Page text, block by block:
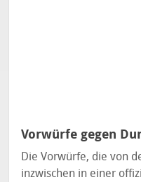
Vorwürfe gegen
Die Vorwürfe, die von
inzwischen in einer